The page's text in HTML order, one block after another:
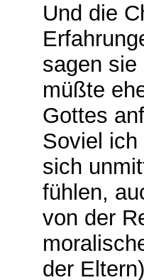
Und die
sagen
müßte
Gottes
Soviel
sich
fühlen,
von der
der